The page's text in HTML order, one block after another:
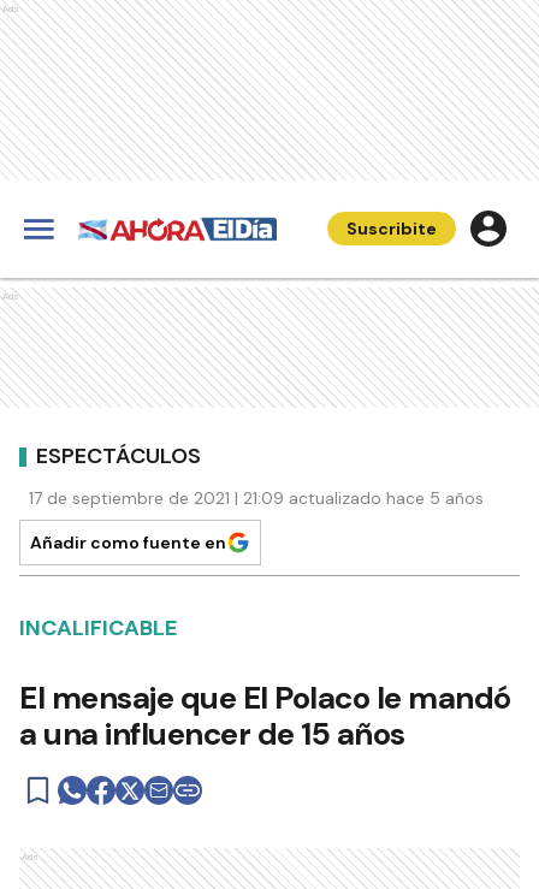
Ads
Suscribite
Ads
ESPECTÁCULOS
17 de septiembre de 2021 | 21:09 actualizado hace 5 años
Añadir como fuente en
INCALIFICABLE
El mensaje que El Polaco le mandó
a una influencer de 15 años
Ads